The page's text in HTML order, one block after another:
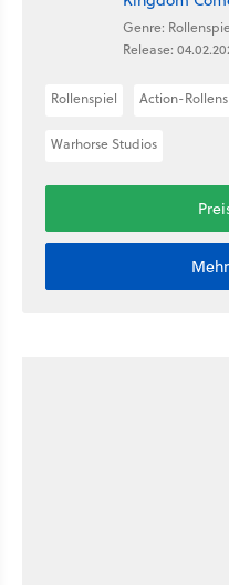
Genre:
Release:
Rollenspiel Action-
Warhorse Studios